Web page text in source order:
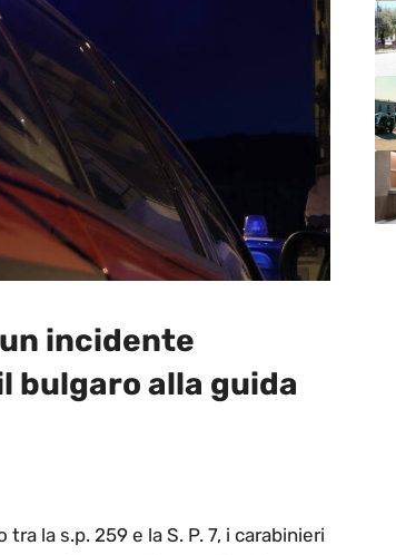
incidente
bulgaro alla guida
la s.p. 259 e la S. P. 7, i carabinieri